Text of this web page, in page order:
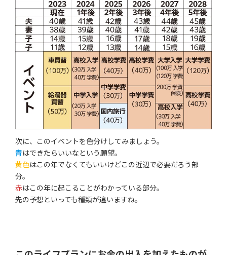
次に、このイベントを色分けしてみましょう。
青はできたらいいなという願望。
黄色はこの年でなくてもいいけどこの近辺で必要だろう部
分。
赤はこの年に起こることがわかっている部分。
先の予想といっても種類が違いますね。